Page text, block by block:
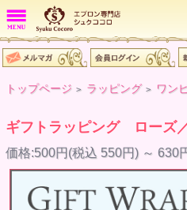
トップページ > ラッピング > ワン
ギフトラッピング ローズ
価格:500円(税込 550円) ～ 630